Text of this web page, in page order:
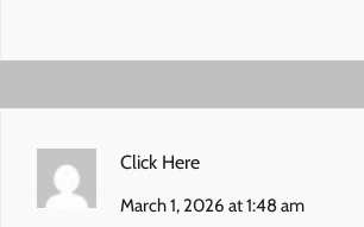
Click Here
March 1, 2026 at 1:48 am